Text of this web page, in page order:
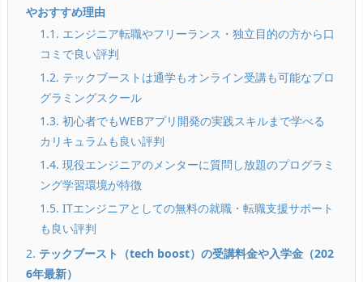
やおすすめ理由
1.1. エンジニア転職やフリーランス・独立目的の方から口
コミで良い評判
1.2. テックブーストは通学もオンライン受講も可能なプロ
グラミングスクール
1.3. 初心者でもWEBアプリ開発の実践スキルまで学べる
カリキュラムも良い評判
1.4. 現役エンジニアのメンターに質問し放題のプログラミ
ング学習環境が特徴
1.5. ITエンジニアとしての無料の就職・転職支援サポート
も良い評判
2. テックブースト（tech boost）の受講料金や入学金（202
6年最新）